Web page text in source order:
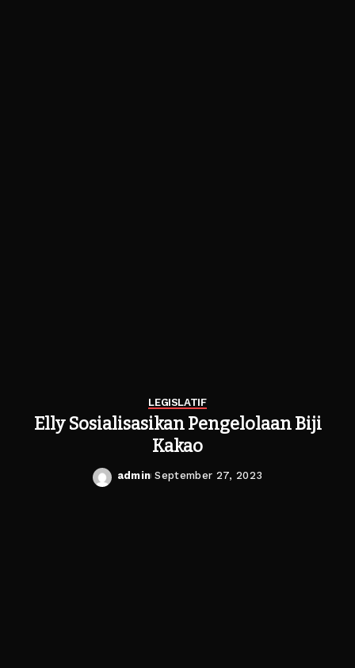
LEGISLATIF
Elly Sosialisasikan Pengelolaan Biji
Kakao
Posted
admin September 27, 2023